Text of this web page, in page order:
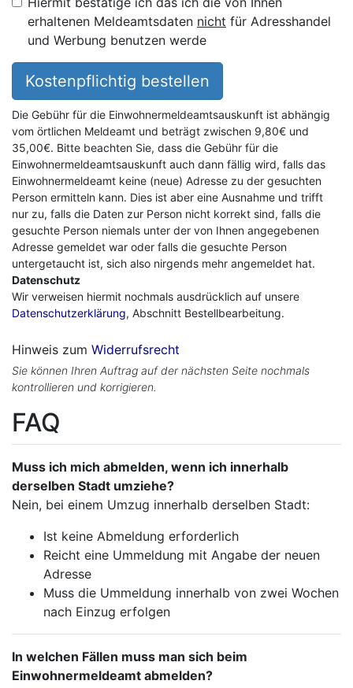
erhaltenen Meldeamtsdaten nicht für Adresshandel
und Werbung benutzen werde
Kostenpflichtig bestellen
Die Gebühr für die Einwohnermeldeamtsauskunft ist abhängig
vom örtlichen Meldeamt und beträgt zwischen 9,80€ und
35,00€. Bitte beachten Sie, dass die Gebühr für die
Einwohnermeldeamtsauskunft auch dann fällig wird, falls das
Einwohnermeldeamt keine (neue) Adresse zu der gesuchten
Person ermitteln kann. Dies ist aber eine Ausnahme und trifft
nur zu, falls die Daten zur Person nicht korrekt sind, falls die
gesuchte Person niemals unter der von Ihnen angegebenen
Adresse gemeldet war oder falls die gesuchte Person
untergetaucht ist, sich also nirgends mehr angemeldet hat.
Datenschutz
Wir verweisen hiermit nochmals ausdrücklich auf unsere
Datenschutzerklärung, Abschnitt Bestellbearbeitung.
Hinweis zum Widerrufsrecht
Sie können Ihren Auftrag auf der nächsten Seite nochmals
kontrollieren und korrigieren.
FAQ
Muss ich mich abmelden, wenn ich innerhalb
derselben Stadt umziehe?
Nein, bei einem Umzug innerhalb derselben Stadt:
Ist keine Abmeldung erforderlich
Reicht eine Ummeldung mit Angabe der neuen
Adresse
Muss die Ummeldung innerhalb von zwei Wochen
nach Einzug erfolgen
In welchen Fällen muss man sich beim
Einwohnermeldeamt abmelden?